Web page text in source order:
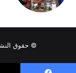
© حقوق النشر 2026، جميع الحقوق